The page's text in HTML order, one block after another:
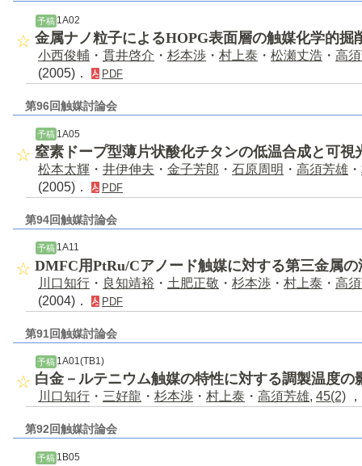
予稿1A02
金属ナノ粒子によるHOPG表面層の触媒化学的掘
小西俊輔 ・ 貫井啓介 ・ 杉本渉 ・ 村上泰 ・ 松瀬丈浩 ・ 高
(2005)．
PDF
第96回触媒討論会
予稿 1A05
窒素ドープ型薄片状酸化チタンの低温合成と可視
松本太輝 ・ 井伊伸夫 ・ 金子芳郎 ・ 石原周明 ・ 高須芳雄 ・
(2005)．
PDF
第94回触媒討論会
予稿 1A11
DMFC用PtRu/Cアノード触媒に対する第三金属の
川口知行 ・ 良知靖裕 ・ 土肥正敬 ・ 杉本渉 ・ 村上泰 ・ 高
(2004)．
PDF
第91回触媒討論会
予稿 1A01(TB1)
白金－ルテニウム触媒の特性に対する調製温度の
川口知行 ・ 三好龍 ・ 杉本渉 ・ 村上泰 ・ 高須芳雄, 45(2)
第92回触媒討論会
予稿 1B05